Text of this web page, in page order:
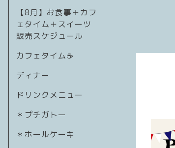
【8月】お食事＋カフ
ェタイム＋スイーツ
販売スケジュール
カフェタイム☕️
ディナー
ドリンクメニュー
＊プチガトー
＊ホールケーキ